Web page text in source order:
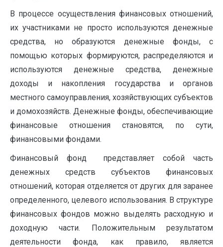
В процессе осуществления финансовых отношений,
их участниками не просто используются денежные
средства, но образуются денежные фонды, с
помощью которых формируются, распределяются и
используются денежные средства, денеж­ные
доходы и накопления государства и органов
местного самоуправления, хозяйствующих субъектов
и домохозяйств. Денежные фонды, обеспечивающие
финансовые отношения становятся, по сути,
финансовыми фондами.
Финансовый фонд представляет собой часть
денежных средств субъектов финансовых
отношений, которая отделяется от других для заранее
определенного, целевого использования. В структуре
финансовых фондов можно выделять расходную и
доходную части. Положительным результатом
деятельности фонда, как правило, является